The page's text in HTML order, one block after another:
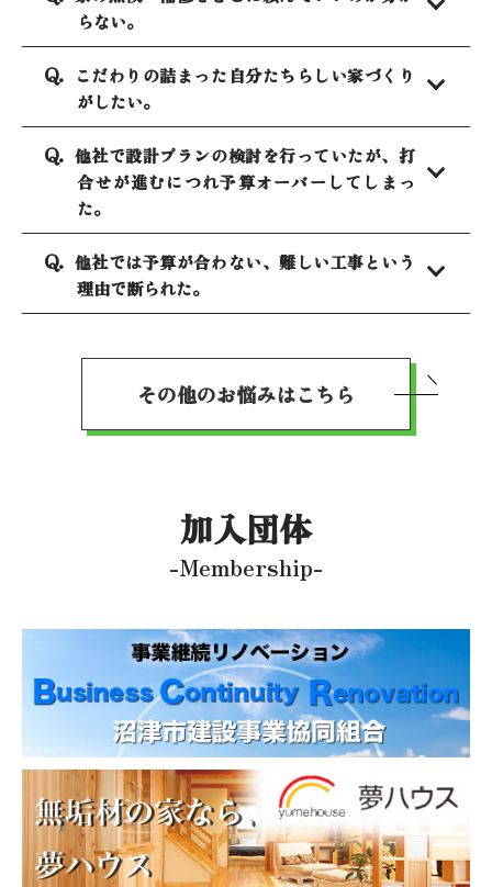
らない。
こだわりの詰まった自分たちらしい家づくり
がしたい。
他社で設計プランの検討を行っていたが、打
合せが進むにつれ予算オーバーしてしまっ
た。
他社では予算が合わない、難しい工事という
理由で断られた。
その他のお悩みはこちら
加入団体
-Membership-